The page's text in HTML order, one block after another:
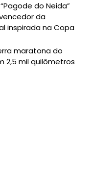
do Neida”
da
inspirada na Copa
maratona do
2,5 mil quilômetros